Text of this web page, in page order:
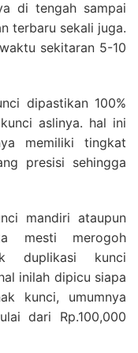
di tengah sampai
terbaru sekali juga.
sekitaran 5-10
dipastikan 100%
aslinya. hal ini
memiliki tingkat
presisi sehingga
mandiri ataupun
mesti merogoh
duplikasi kunci
inilah dipicu siapa
kunci, umumnya
dari Rp.100,000